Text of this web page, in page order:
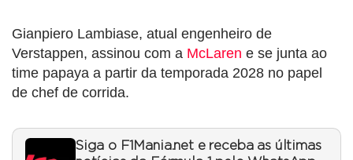
Gianpiero Lambiase, atual engenheiro de
Verstappen, assinou com a McLaren e se junta ao
time papaya a partir da temporada 2028 no papel
de chef de corrida.
Siga o F1Mania.net e receba as últimas